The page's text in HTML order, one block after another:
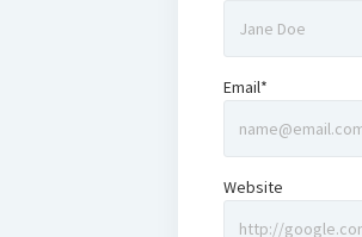
Email*
Website